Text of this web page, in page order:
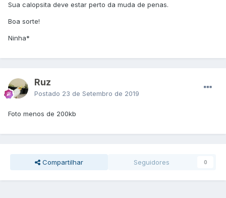
Sua calopsita deve estar perto da muda de penas.
Boa sorte!
Ninha*
Ruz
Postado 23 de Setembro de 2019
Foto menos de 200kb
Compartilhar Seguidores 0